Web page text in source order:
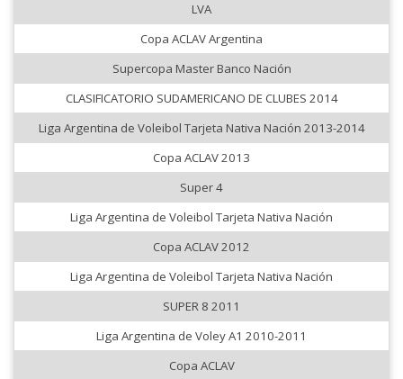
LVA
Copa ACLAV Argentina
Supercopa Master Banco Nación
CLASIFICATORIO SUDAMERICANO DE CLUBES 2014
Liga Argentina de Voleibol Tarjeta Nativa Nación 2013-2014
Copa ACLAV 2013
Super 4
Liga Argentina de Voleibol Tarjeta Nativa Nación
Copa ACLAV 2012
Liga Argentina de Voleibol Tarjeta Nativa Nación
SUPER 8 2011
Liga Argentina de Voley A1 2010-2011
Copa ACLAV